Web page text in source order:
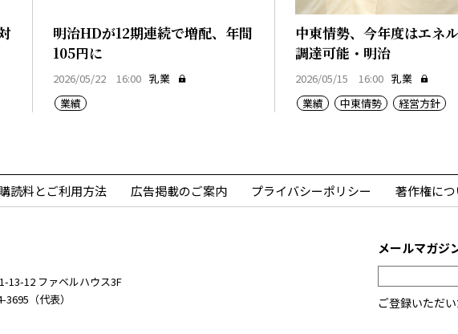
明治HDが12期連続で増配、年間
105円に
2026/05/22 16:00 乳業
業績
中東情勢、今年度はエネ
調達可能・明治
2026/05/15 16:00 乳業
業績
中東情勢 経営方針
購読料とご利用方法 広告掲載のご案内 プライバシーポリシー 著作権に
13-12 ファベルハウス3F
3695（代表）
メールマガジ
ご登録いただ